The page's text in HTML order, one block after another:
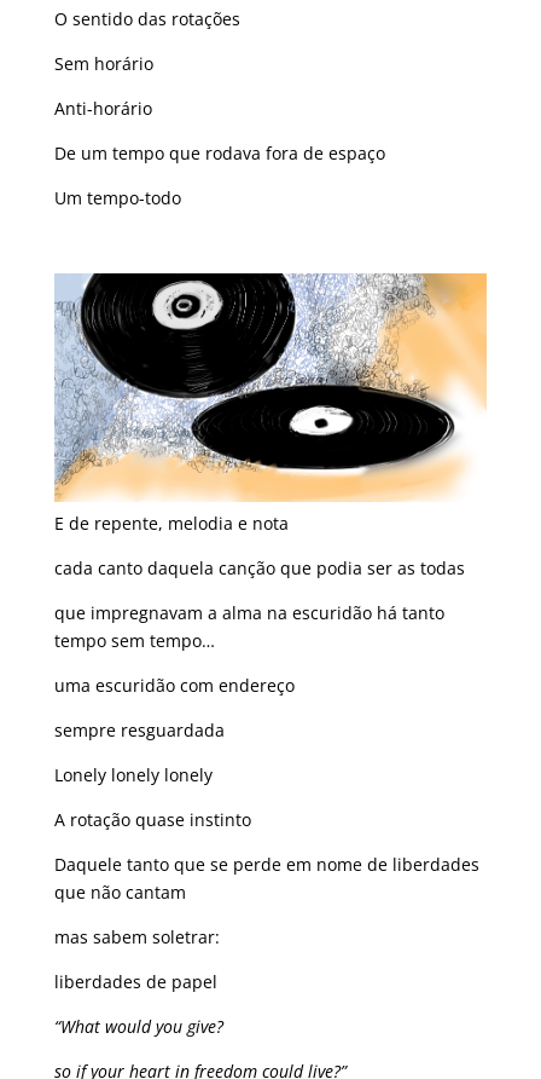
O sentido das rotações
Sem horário
Anti-horário
De um tempo que rodava fora de espaço
Um tempo-todo
E de repente, melodia e nota
cada canto daquela canção que podia ser as todas
que impregnavam a alma na escuridão há tanto
tempo sem tempo…
uma escuridão com endereço
sempre resguardada
Lonely lonely lonely
A rotação quase instinto
Daquele tanto que se perde em nome de liberdades
que não cantam
mas sabem soletrar:
liberdades de papel
“What would you give?
so if your heart in freedom could live?”